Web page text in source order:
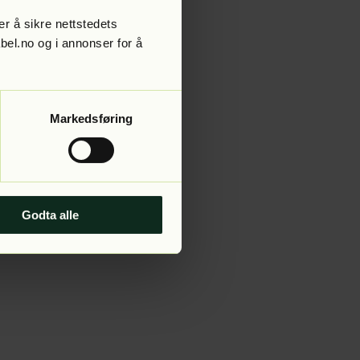
å sikre nettstedets
og i annonser for å
Markedsføring
Godta alle